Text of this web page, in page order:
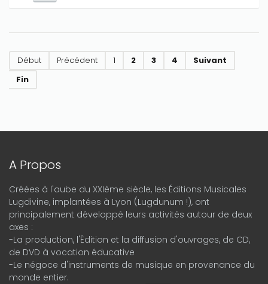
Début Précédent 1 2 3 4
Suivant
Fin
A Propos
Créées à l'aube du XXIème siècle, les Éditions Musicales
Lugdivine, implantées à Lyon (Lugdunum !), ont
principalement développé leurs activités autour de deux
axes :
-La production, l'Édition et la diffusion d'ouvrages, de CD,
de DVD à vocation éducative
-Le négoce d'instruments de musique en provenance du
monde entier.